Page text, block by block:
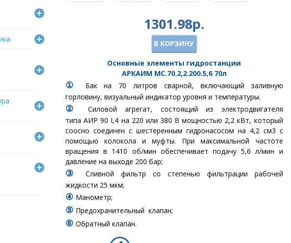
1301.98р.
В КОРЗИНУ
Основные элементы гидростанции
АРКАИМ МС.70.2,2.200.5,6 70л
① Бакна 70 литров сварной, включающий заливную
горловину, визуальный индикатор уровня и температуры.
②
Силовой агрегат, состоящий из электродвигателя
типаАИР 90 L4 на 220 или 380 В мощностью 2,2 кВт, который
соосно соединен с шестеренным гидронасосом на 4,2 см3 с
помощью колокола и муфты. При максимальной частоте
вращения в 1410 об/мин обеспечивает подачу 5,6 л/мин и
давление на выходе 200 бар;
③ Сливной фильтр со степенью фильтрации рабочей
жидкости 25 мкм;
④ Манометр;
⑤ Предохранительный клапан;
⑥ Обратный клапан.